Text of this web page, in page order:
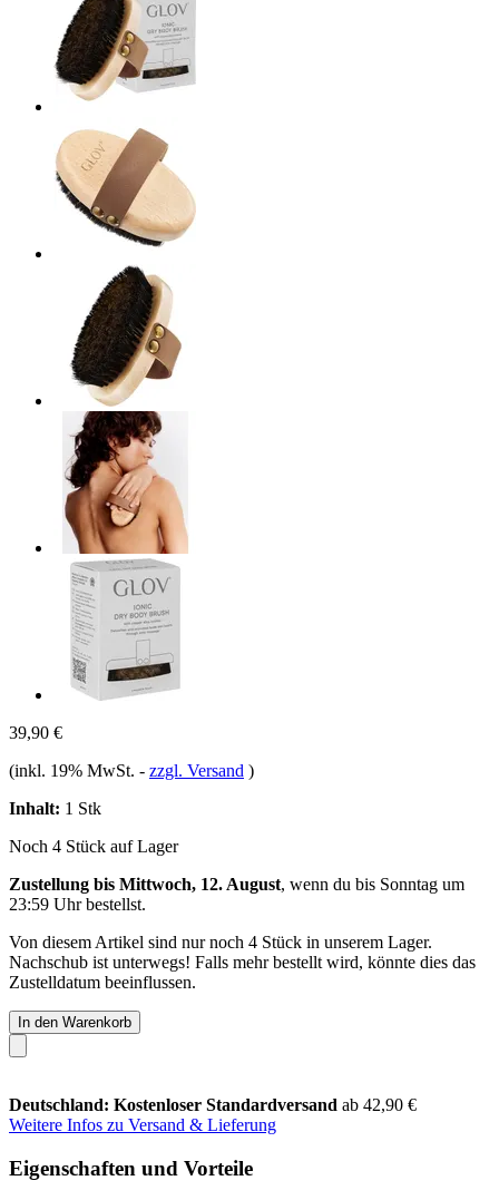
39,90 €
(inkl. 19% MwSt. - zzgl. Versand )
Inhalt: 1 Stk
Noch 4 Stück auf Lager
Zustellung bis Mittwoch, 12. August, wenn du bis Sonntag um
23:59 Uhrbestellst.
Von diesem Artikel sind nur noch 4 Stück in unserem Lager.
Nachschub ist unterwegs! Falls mehr bestellt wird, könnte dies das
Zustelldatum beeinflussen.
In den Warenkorb
Deutschland: Kostenloser Standardversand ab 42,90 €
Weitere Infos zu Versand & Lieferung
Eigenschaften und Vorteile